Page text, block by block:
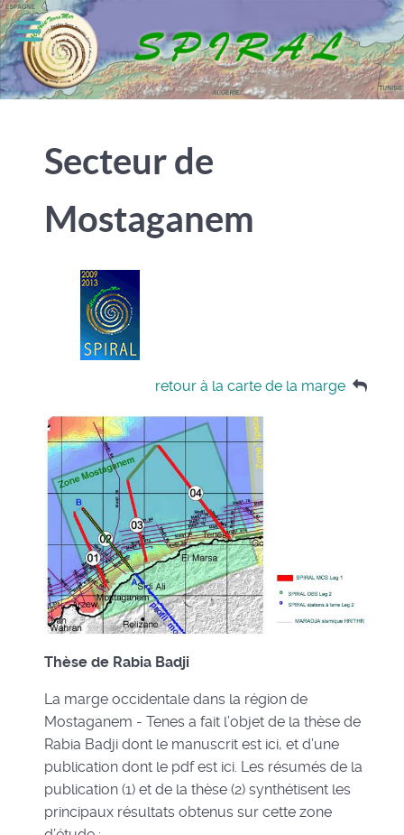
Secteur de
Mostaganem
retour à la carte de la marge
Thèse de Rabia Badji
La marge occidentale dans la région de
Mostaganem - Tenes a fait l’objet de la thèse de
Rabia Badji dont le manuscrit est ici, et d’une
publication dont le pdf est ici. Les résumés de la
publication (1) et de la thèse (2) synthétisent les
principaux résultats obtenus sur cette zone